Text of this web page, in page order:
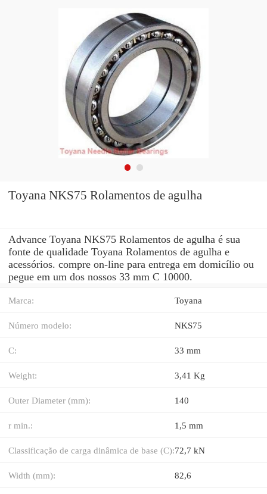
Toyana NKS75 Rolamentos de agulha
Advance Toyana NKS75 Rolamentos de agulha é sua
fonte de qualidade Toyana Rolamentos de agulha e
acessórios. compre on-line para entrega em domicílio ou
pegue em um dos nossos 33 mm C 10000.
Marca: Toyana
Número modelo: NKS75
C: 33 mm
Weight: 3,41 Kg
Outer Diameter (mm): 140
r min.: 1,5 mm
Classificação de carga dinâmica de base (C):72,7 kN
Width (mm): 82,6